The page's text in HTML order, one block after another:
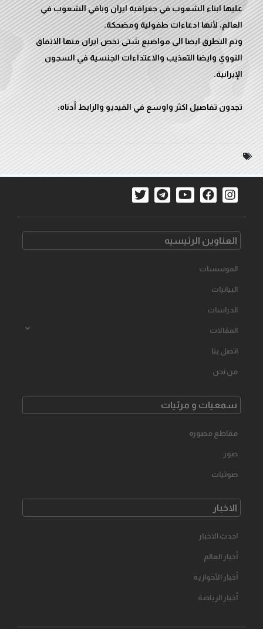
عليها ابناء الشعوب في جغرافية ايران وباقي الشعوب في
وتم التطرق ايضا الى مواضيع شتى تخص ايران منها الاتفاق
النووي وايضا التعذيب والاعتداءات الجنسية في السجون
تجدون تفاصيل اكثر واوسع في الفيديو والرابط أدناه:
العناوین الرئیسیه
الموسسات
البیانیات
الدراسات
المقالات
اتصل بنا
من نحن
سمعیات و مرئیات
مقاطع مصوره
صور
صوتیات
الاخبار
احدث الاخبار
أخبار العالم
أخبار الأحوازیه
أخبار الرياضة